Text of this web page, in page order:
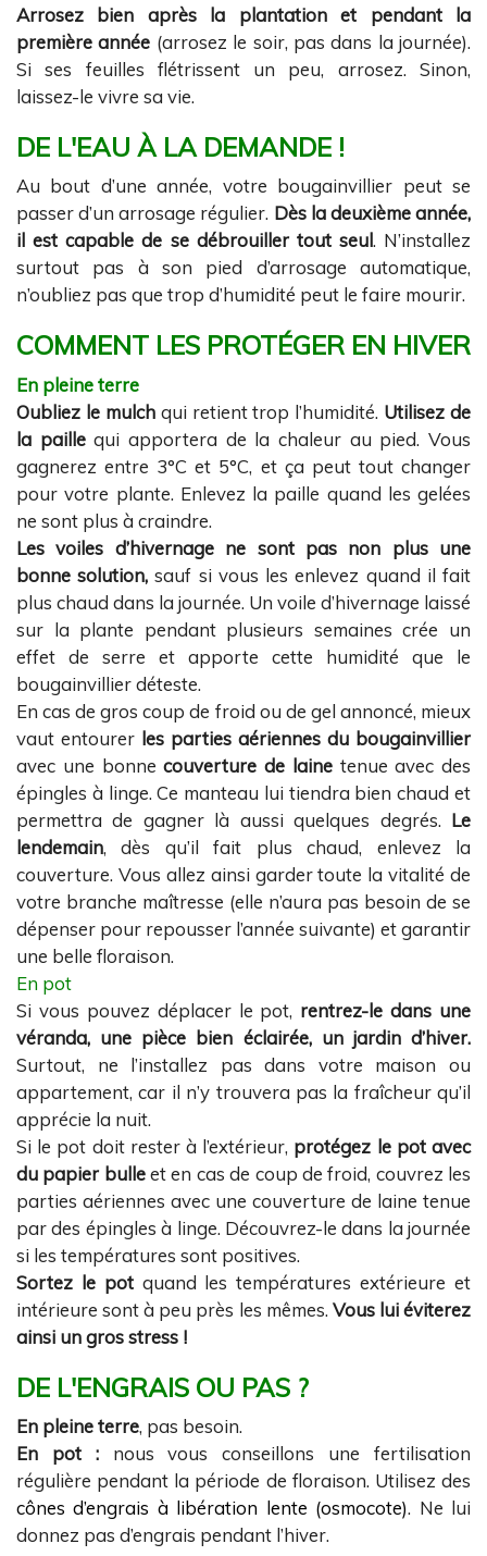
Arrosez bien après la plantation et pendant la
première année (arrosez le soir, pas dans la journée).
Si ses feuilles flétrissent un peu, arrosez. Sinon,
laissez-le vivre sa vie.
DE L'EAU À LA DEMANDE !
Au bout d’une année, votre bougainvillier peut se
passer d’un arrosage régulier. Dès la deuxième année,
il est capable de se débrouiller tout seul. N’installez
surtout pas à son pied d’arrosage automatique,
n’oubliez pas que trop d’humidité peut le faire mourir.
COMMENT LES PROTÉGER EN HIVER
En pleine terre
Oubliez le mulchqui retient trop l’humidité. Utilisez de
la paillequi apportera de la chaleur au pied. Vous
gagnerez entre 3°C et 5°C, et ça peut tout changer
pour votre plante. Enlevez la paille quand les gelées
ne sont plus à craindre.
Les voiles d’hivernage ne sont pas non plus une
bonne solution, sauf si vous les enlevez quand il fait
plus chaud dans la journée. Un voile d’hivernage laissé
sur la plante pendant plusieurs semaines crée un
effet de serre et apporte cette humidité que le
bougainvillier déteste.
En cas de gros coup de froid ou de gel annoncé, mieux
vaut entourer les parties aériennes du bougainvillier
avec une bonnecouverture de lainetenue avec des
épingles à linge. Ce manteau lui tiendra bien chaud et
permettra de gagner là aussi quelques degrés. Le
lendemain, dès qu’il fait plus chaud, enlevez la
couverture. Vous allez ainsi garder toute la vitalité de
votre branche maîtresse (elle n’aura pas besoin de se
dépenser pour repousser l’année suivante) et garantir
une belle floraison.
En pot
Si vous pouvez déplacer le pot, rentrez-le dans une
véranda, une pièce bien éclairée, un jardin d’hiver.
Surtout, ne l’installez pas dans votre maison ou
appartement, car il n’y trouvera pas la fraîcheur qu’il
apprécie la nuit.
Si le pot doit rester à l’extérieur, protégez le pot avec
du papier bulleet en cas de coup de froid, couvrez les
parties aériennes avec une couverture de laine tenue
par des épingles à linge. Découvrez-le dans la journée
si les températures sont positives.
Sortez le potquand les températures extérieure et
intérieure sont à peu près les mêmes. Vous lui éviterez
ainsi un gros stress !
DE L'ENGRAIS OU PAS ?
En pleine terre, pas besoin.
En pot :nous vous conseillons une fertilisation
régulière pendant la période de floraison. Utilisez des
cônes d’engrais à libération lente (osmocote). Ne lui
donnez pas d’engrais pendant l’hiver.